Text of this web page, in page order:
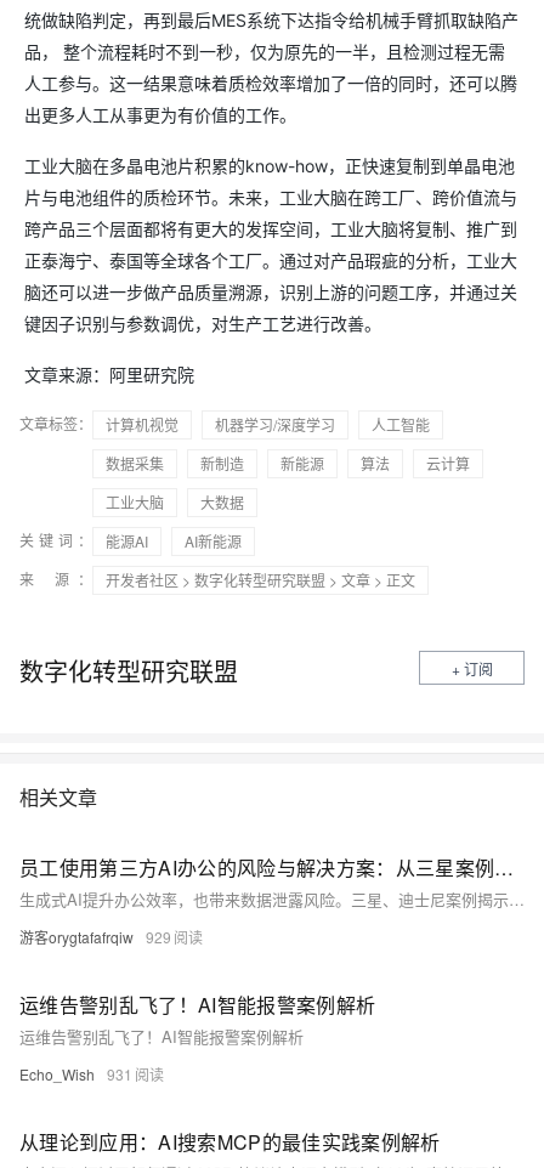
统做缺陷判定，再到最后MES系统下达指令给机械手臂抓取缺陷产
品， 整个流程耗时不到一秒，仅为原先的一半，且检测过程无需
人工参与。这一结果意味着质检效率增加了一倍的同时，还可以腾
出更多人工从事更为有价值的工作。
工业大脑在多晶电池片积累的know-how，正快速复制到单晶电池
片与电池组件的质检环节。未来，工业大脑在跨工厂、跨价值流与
跨产品三个层面都将有更大的发挥空间，工业大脑将复制、推广到
正泰海宁、泰国等全球各个工厂。通过对产品瑕疵的分析，工业大
脑还可以进一步做产品质量溯源，识别上游的问题工序，并通过关
键因子识别与参数调优，对生产工艺进行改善。
文章来源：阿里研究院
文章标签： 计算机视觉 机器学习/深度学习
人工智能
数据采集
新制造 新能源 算法
云计算
工业大脑
大数据
关键词：
能源AI
AI新能源
来 源：
开发者社区 > 数字化转型研究联盟 > 文章 > 正文
数字化转型研究联盟 + 订阅
相关文章
员工使用第三方AI办公的风险与解决方案：从三星案例看AI的数据防泄漏
生成式AI提升办公效率，也带来数据泄露风险。三星、迪士尼案例揭示敏感信息外泄隐患。AI-FOCUS团队建议构建“流式网关+DLP”防护体系，实现分级管控、全程审计，平衡安全与创新。
游客orygtafafrqiw 929
运维告警别乱飞了！AI智能报警案例解析
运维告警别乱飞了！AI智能报警案例解析
Echo_Wish 931
从理论到应用：AI搜索MCP的最佳实践案例解析